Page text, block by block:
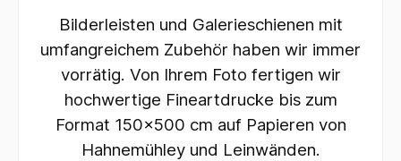
Bilderleisten und Galerieschienen mit
umfangreichem Zubehör haben wir immer
vorrätig. Von Ihrem Foto fertigen wir
hochwertige Fineartdrucke bis zum
Format 150x500 cm auf Papieren von
Hahnemühley und Leinwänden.